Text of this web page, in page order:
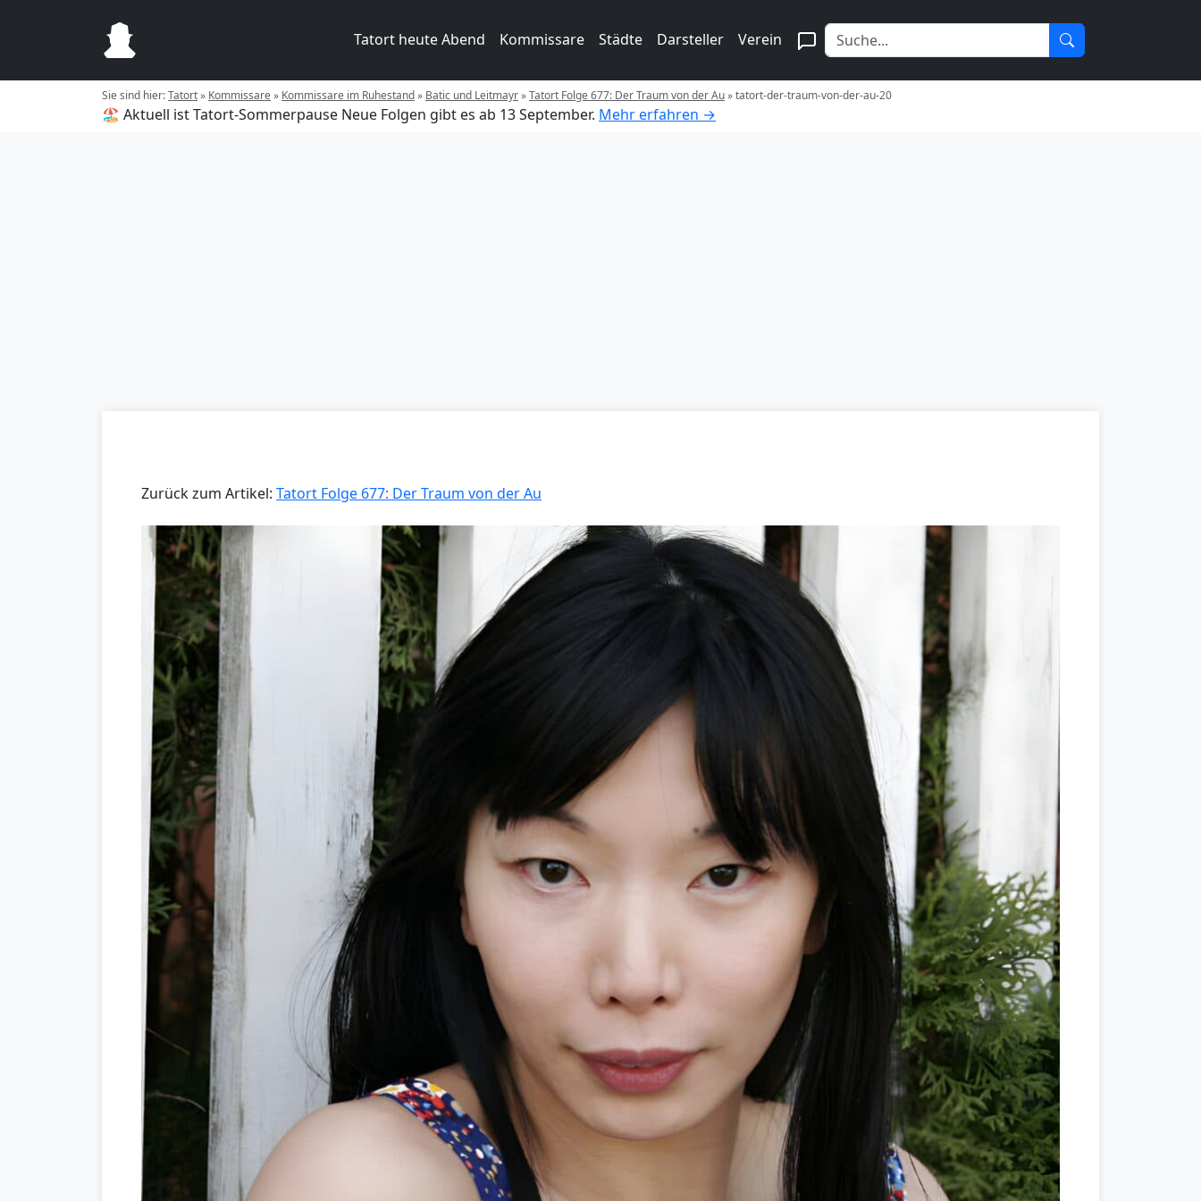
Tatort heute Abend Kommissare Städte Darsteller Verein
Sie sind hier:Tatort» Kommissare» Kommissare im Ruhestand» Batic und Leitmayr»Tatort Folge 677: Der Traum von der Au»tatort-der-traum-von-der-au-20
🏖️ Aktuell ist Tatort-Sommerpause Neue Folgen gibt es ab 13 September. Mehr erfahren →
Zurück zum Artikel: Tatort Folge 677: Der Traum von der Au